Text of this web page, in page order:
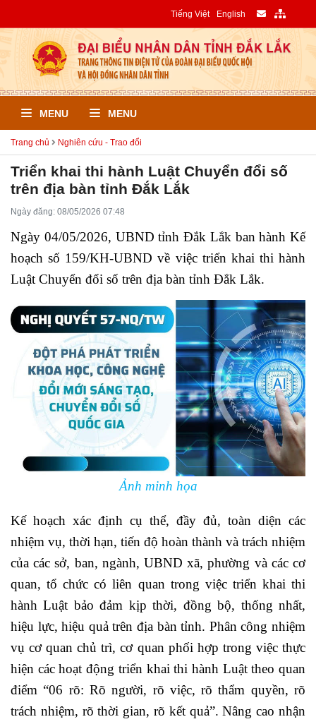
Tiếng Việt English
MENU MENU
Trang chủ Nghiên cứu - Trao đổi
Triển khai thi hành Luật Chuyển đổi số
trên địa bàn tỉnh Đắk Lắk
Ngày đăng: 08/05/2026 07:48
Ngày 04/05/2026, UBND tỉnh Đắk Lắk ban hành Kế
hoạch số 159/KH-UBND về việc triển khai thi hành
Luật Chuyển đổi số trên địa bàn tỉnh Đắk Lắk.
Ảnh minh họa
Kế hoạch xác định cụ thể, đầy đủ, toàn diện các
nhiệm vụ, thời hạn, tiến độ hoàn thành và trách nhiệm
của các sở, ban, ngành, UBND xã, phường và các cơ
quan, tổ chức có liên quan trong việc triển khai thi
hành Luật bảo đảm kịp thời, đồng bộ, thống nhất,
hiệu lực, hiệu quả trên địa bàn tỉnh. Phân công nhiệm
vụ cơ quan chủ trì, cơ quan phối hợp trong việc thực
hiện các hoạt động triển khai thi hành Luật theo quan
điểm “06 rõ: Rõ người, rõ việc, rõ thẩm quyền, rõ
trách nhiệm, rõ thời gian, rõ kết quả”. Nâng cao nhận